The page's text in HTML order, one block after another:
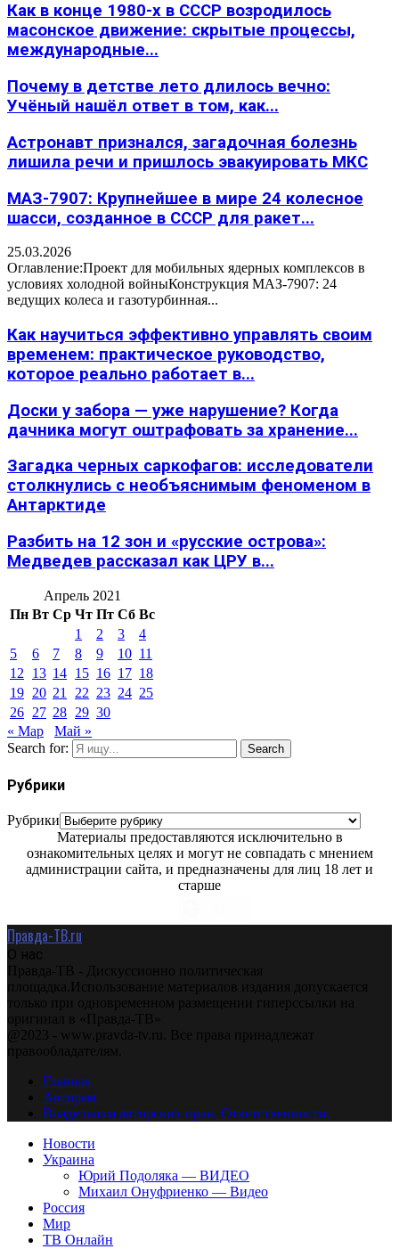
Как в конце 1980-х в СССР возродилось
масонское движение: скрытые процессы,
международные...
Почему в детстве лето длилось вечно:
Учёный нашёл ответ в том, как...
Астронавт признался, загадочная болезнь
лишила речи и пришлось эвакуировать МКС
МАЗ-7907: Крупнейшее в мире 24 колесное
шасси, созданное в СССР для ракет...
25.03.2026
Оглавление:Проект для мобильных ядерных комплексов в
условиях холодной войныКонструкция МАЗ-7907: 24
ведущих колеса и газотурбинная...
Как научиться эффективно управлять своим
временем: практическое руководство,
которое реально работает в...
Доски у забора — уже нарушение? Когда
дачника могут оштрафовать за хранение...
Загадка черных саркофагов: исследователи
столкнулись с необъяснимым феноменом в
Антарктиде
Разбить на 12 зон и «русские острова»:
Медведев рассказал как ЦРУ в...
Апрель 2021
Пн Вт Ср Чт Пт Сб Вс
1
2 3
4
5
6 7 8 9 10 11
12
13 14 15 16 17 18
19 20 21 22 23 24 25
26 27 28 29 30
« Мар
Май »
Search for:
Search
Рубрики
Рубрики
Материалы предоставляются исключительно в
ознакомительных целях и могут не совпадать с мнением
администрации сайта, и предназначены для лиц 18 лет и
старше
Правда-ТВ.ru
О нас
Правда-ТВ - Дискуссионно политическая
площадка.Использование материалов издания допускается
только при одновременном размещении гиперссылки на
оригинал в «Правда-ТВ»
@2023 - www.pravda-tv.ru. Все права принадлежат
правообладателям.
Главная
Авторам
Владельцам авторских прав. Ответственности.
Новости
Украина
Юрий Подоляка — ВИДЕО
Михаил Онуфриенко — Видео
Россия
Мир
ТВ Онлайн